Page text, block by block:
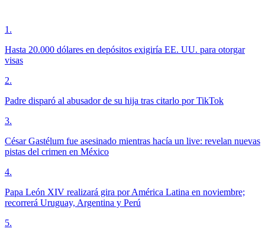
1 .
Hasta 20.000 dólares en depósitos exigiría EE. UU. para otorgar
visas
2.
Padre disparó al abusador de su hija tras citarlo por TikTok
3.
César Gastélum fue asesinado mientras hacía un live: revelan nuevas
pistas del crimen en México
4.
Papa León XIV realizará gira por América Latina en noviembre;
recorrerá Uruguay, Argentina y Perú
5.